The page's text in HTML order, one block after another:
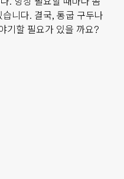
니다. 결국, 통굽 구두나
기할 필요가 있을 까요?